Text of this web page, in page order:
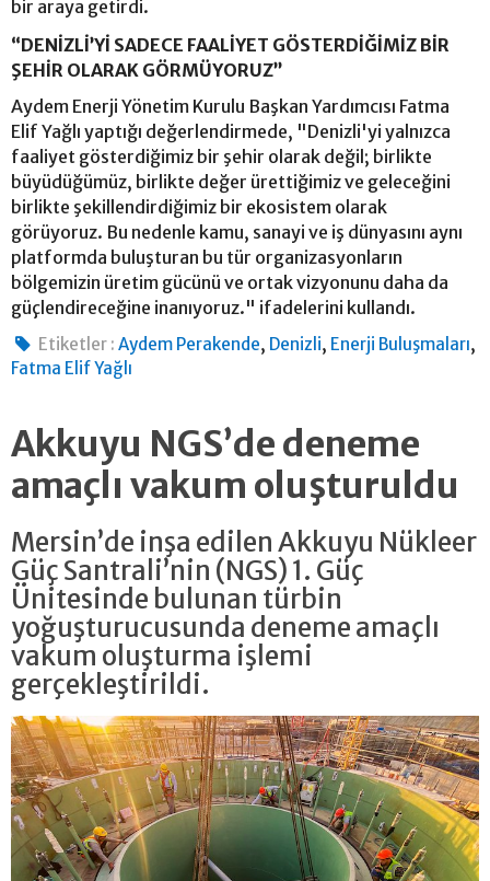
bir araya getirdi.
“DENİZLİ’Yİ SADECE FAALİYET GÖSTERDİĞİMİZ BİR
ŞEHİR OLARAK GÖRMÜYORUZ”
Aydem Enerji Yönetim Kurulu Başkan Yardımcısı Fatma
Elif Yağlı yaptığı değerlendirmede, "Denizli'yi yalnızca
faaliyet gösterdiğimiz bir şehir olarak değil; birlikte
büyüdüğümüz, birlikte değer ürettiğimiz ve geleceğini
birlikte şekillendirdiğimiz bir ekosistem olarak
görüyoruz. Bu nedenle kamu, sanayi ve iş dünyasını aynı
platformda buluşturan bu tür organizasyonların
bölgemizin üretim gücünü ve ortak vizyonunu daha da
güçlendireceğine inanıyoruz." ifadelerini kullandı.
Etiketler : Aydem Perakende, Denizli, Enerji Buluşmaları,
Fatma Elif Yağlı
Akkuyu NGS’de deneme
amaçlı vakum oluşturuldu
Mersin’de inşa edilen Akkuyu Nükleer
Güç Santrali’nin (NGS) 1. Güç
Ünitesinde bulunan türbin
yoğuşturucusunda deneme amaçlı
vakum oluşturma işlemi
gerçekleştirildi.